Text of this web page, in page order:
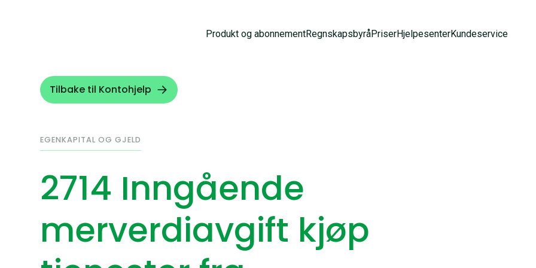
Produkt og abonnementRegnskapsbyråPriserHjelpesenterKundeservice
Tilbake til Kontohjelp
EGENKAPITAL OG GJELD
2714 Inngående
merverdiavgift kjøp